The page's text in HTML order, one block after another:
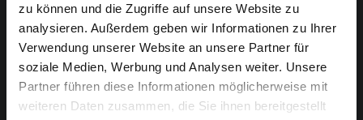
zu können und die Zugriffe auf unsere Website zu
analysieren. Außerdem geben wir Informationen zu Ihrer
Verwendung unserer Website an unsere Partner für
soziale Medien, Werbung und Analysen weiter. Unsere
Partner führen diese Informationen möglicherweise mit
weiteren Daten zusammen, die Sie ihnen bereitgestellt